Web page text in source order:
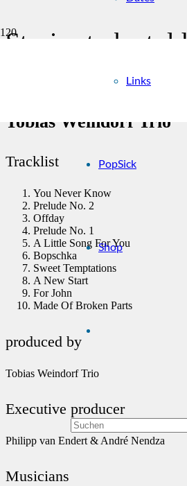
Links
PopSick
Shop
Stories to be told
Tobias Weindorf Trio
Tracklist
You Never Know
Prelude No. 2
Offday
Prelude No. 1
A Little Song For You
Bopschka
Sweet Temptations
A New Start
For John
Made Of Broken Parts
produced by
Tobias Weindorf Trio
Executive producer
Philipp van Endert & André Nendza
Musicians